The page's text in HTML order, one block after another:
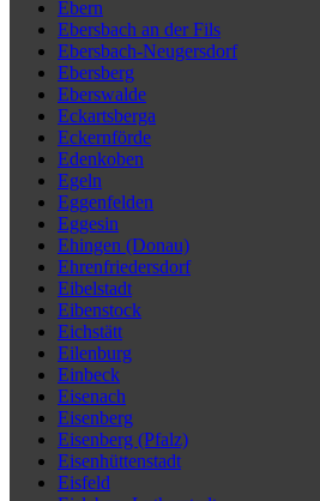
Ebern
Ebersbach an der Fils
Ebersbach-Neugersdorf
Ebersberg
Eberswalde
Eckartsberga
Eckernförde
Edenkoben
Egeln
Eggenfelden
Eggesin
Ehingen (Donau)
Ehrenfriedersdorf
Eibelstadt
Eibenstock
Eichstätt
Eilenburg
Einbeck
Eisenach
Eisenberg
Eisenberg (Pfalz)
Eisenhüttenstadt
Eisfeld